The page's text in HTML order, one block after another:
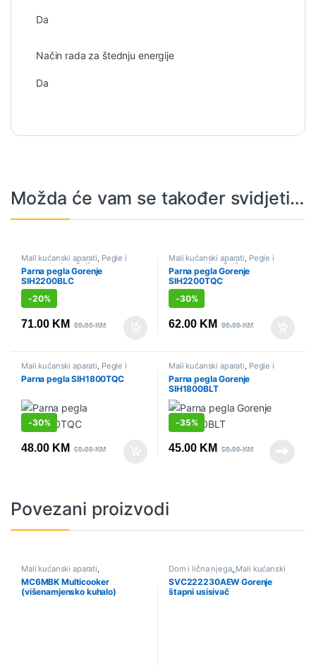
Da
Način rada za štednju energije
Da
Možda će vam se također svidjeti…
Mali kućanski aparati, Pegle i
parne stanice ,Sniženo
Parna pegla Gorenje
SIH2200BLC
-20%
71.00 KM 89.00KM
Mali kućanski aparati, Pegle i
parne stanice ,Sniženo
Parna pegla Gorenje
SIH2200TQC
-30%
62.00 KM 89.00KM
Mali kućanski aparati, Pegle i
parne stanice ,Sniženo
Parna pegla SIH1800TQC
-30%
48.00 KM 69.00KM
Mali kućanski aparati, Pegle i
parne stanice ,Sniženo
Parna pegla Gorenje
SIH1800BLT
-35%
45.00 KM 69.00KM
Povezani proizvodi
Mali kućanski aparati,
Multicookeri, Sniženo
MC6MBK Multicooker
(višenamjensko kuhalo)
Dom i lična njega, Mali kućanski
aparati, Sniženo,Štapni usisivači
SVC222230AEW Gorenje
štapni usisivač